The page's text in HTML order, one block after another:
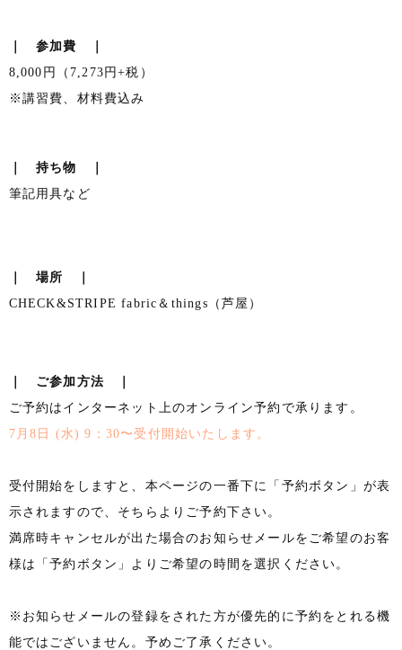
｜ 参加費 ｜
8,000円（7,273円+税）
※講習費、材料費込み
｜ 持ち物 ｜
筆記用具など
｜ 場所 ｜
CHECK&STRIPE fabric＆things（芦屋）
｜ ご参加方法 ｜
ご予約はインターネット上のオンライン予約で承ります。
7月8日 (水) 9：30〜受付開始いたします。
受付開始をしますと、本ページの一番下に「予約ボタン」が表
示されますので、そちらよりご予約下さい。
満席時キャンセルが出た場合のお知らせメールをご希望のお客
様は「予約ボタン」よりご希望の時間を選択ください。
※お知らせメールの登録をされた方が優先的に予約をとれる機
能ではございません。予めご了承ください。